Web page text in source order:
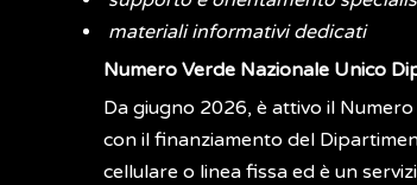
materiali informativi dedicati
Numero Verde Nazionale Unico
Da giugno 2026, è attivo il
con il finanziamento del
cellulare o linea fissa ed è un